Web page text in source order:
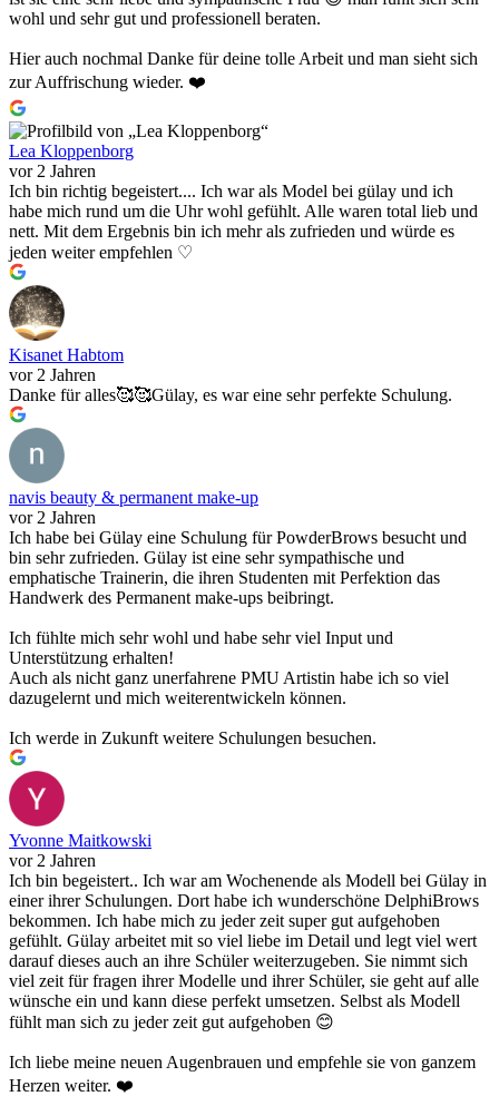
wohl und sehr gut und professionell beraten.
Hier auch nochmal Danke für deine tolle Arbeit und man sieht sich
zur Auffrischung wieder. ❤️
Lea Kloppenborg
vor 2 Jahren
Ich bin richtig begeistert.... Ich war als Model bei gülay und ich
habe mich rund um die Uhr wohl gefühlt. Alle waren total lieb und
nett. Mit dem Ergebnis bin ich mehr als zufrieden und würde es
jeden weiter empfehlen ♡
Kisanet Habtom
vor 2 Jahren
Danke für alles🥰🥰Gülay, es war eine sehr perfekte Schulung.
navis beauty & permanent make-up
vor 2 Jahren
Ich habe bei Gülay eine Schulung für PowderBrows besucht und
bin sehr zufrieden. Gülay ist eine sehr sympathische und
emphatische Trainerin, die ihren Studenten mit Perfektion das
Handwerk des Permanent make-ups beibringt.
Ich fühlte mich sehr wohl und habe sehr viel Input und
Unterstützung erhalten!
Auch als nicht ganz unerfahrene PMU Artistin habe ich so viel
dazugelernt und mich weiterentwickeln können.
Ich werde in Zukunft weitere Schulungen besuchen.
Yvonne Maitkowski
vor 2 Jahren
Ich bin begeistert.. Ich war am Wochenende als Modell bei Gülay in
einer ihrer Schulungen. Dort habe ich wunderschöne DelphiBrows
bekommen. Ich habe mich zu jeder zeit super gut aufgehoben
gefühlt. Gülay arbeitet mit so viel liebe im Detail und legt viel wert
darauf dieses auch an ihre Schüler weiterzugeben. Sie nimmt sich
viel zeit für fragen ihrer Modelle und ihrer Schüler, sie geht auf alle
wünsche ein und kann diese perfekt umsetzen. Selbst als Modell
fühlt man sich zu jeder zeit gut aufgehoben 😊
Ich liebe meine neuen Augenbrauen und empfehle sie von ganzem
Herzen weiter. ❤️